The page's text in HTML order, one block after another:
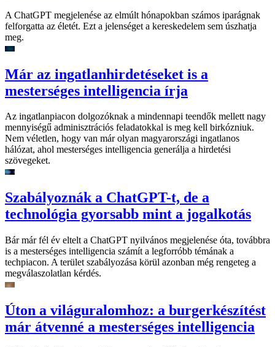
A ChatGPT megjelenése az elmúlt hónapokban számos iparágnak
felforgatta az életét. Ezt a jelenséget a kereskedelem sem úszhatja
meg.
Már az ingatlanhirdetéseket is a
mesterséges intelligencia írja
Az ingatlanpiacon dolgozóknak a mindennapi teendők mellett nagy
mennyiségű adminisztrációs feladatokkal is meg kell birkózniuk.
Nem véletlen, hogy van már olyan magyarországi ingatlanos
hálózat, ahol mesterséges intelligencia generálja a hirdetési
szövegeket.
Szabályoznák a ChatGPT-t, de a
technológia gyorsabb mint a jogalkotás
Bár már fél év eltelt a ChatGPT nyilvános megjelenése óta, továbbra
is a mesterséges intelligencia számít a legforróbb témának a
techpiacon. A terület szabályozása körül azonban még rengeteg a
megválaszolatlan kérdés.
Úton a világuralomhoz: a burgerkészítést
már átvenné a mesterséges intelligencia